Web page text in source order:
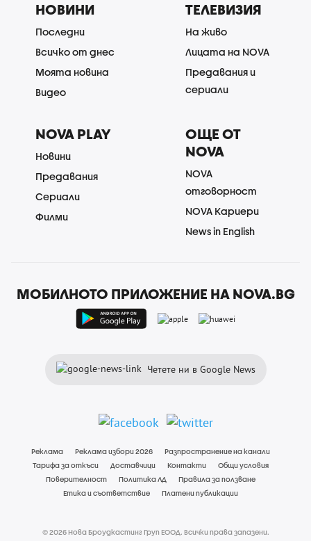
НОВИНИ
Последни
Всичко от днес
Моята новина
Видео
ТЕЛЕВИЗИЯ
На живо
Лицата на NOVA
Предавания и
сериали
NOVA PLAY
Новини
Предавания
Сериали
Филми
ОЩЕ ОТ
NOVA
NOVA
отговорност
NOVA Кариери
News in English
МОБИЛНОТО ПРИЛОЖЕНИЕ НА NOVA.BG
Четете ни в Google News
Реклама Реклама избори 2026
Разпространение на канали
Тарифа за откъси
Доставчици Контакти
Общи условия
Поверителност
Политика ЛД
Правила за ползване
Етика и съответствие
Платени публикации
© 2026 Нова Броудкастинг Груп ЕООД. Всички права запазени.